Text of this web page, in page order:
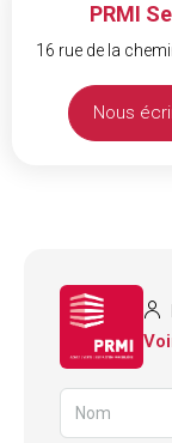
PRMI
16 rue de la
Nous